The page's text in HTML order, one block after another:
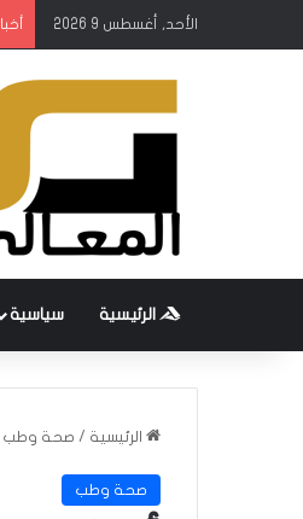
الأحد, أغسطس 9 2026
الرئيسية سياسية
الرئيسية / صحة وطب
صحة وطب